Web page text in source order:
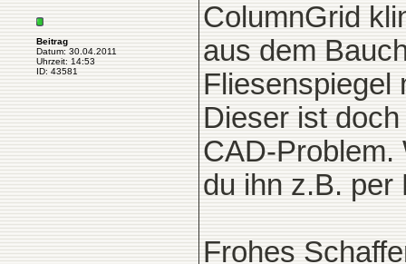
Beitrag
Datum: 30.04.2011
Uhrzeit: 14:53
ID: 43581
ColumnGrid
aus dem
Fliesenspiegel
Dieser ist
CAD-Problem.
du ihn z.B. per
Frohes